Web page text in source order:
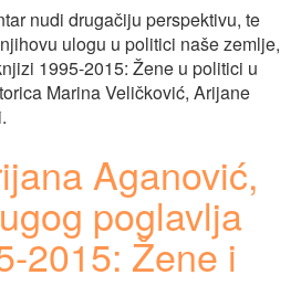
nudi drugačiju perspektivu, te
ulogu u politici naše zemlje,
1995-2015: Žene u politici u
Marina Veličković, Arijane
Aganović,
poglavlja
2015: Žene i